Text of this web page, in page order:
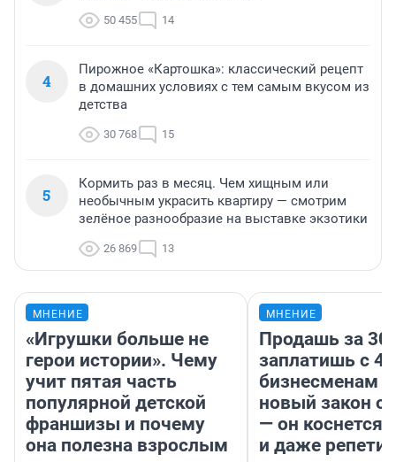
50 455 14
4
Пирожное «Картошка»: классический рецепт
в домашних условиях с тем самым вкусом из
детства
30 768 15
5
Кормить раз в месяц. Чем хищным или
необычным украсить квартиру — смотрим
зелёное разнообразие на выставке экзотики
26 869 13
МНЕНИЕ
«Игрушки больше не
герои истории». Чему
учит пятая часть
популярной детской
франшизы и почему
она полезна взрослым
МНЕНИЕ
Продашь за
заплатишь с
бизнесменам
новый закон о
— он коснется
и даже